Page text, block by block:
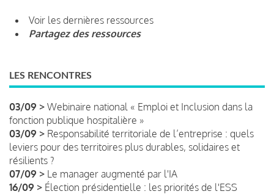
Voir les dernières ressources
Partagez des ressources
LES RENCONTRES
03/09 > Webinaire national « Emploi et Inclusion dans la
fonction publique hospitalière »
03/09 > Responsabilité territoriale de l’entreprise : quels
leviers pour des territoires plus durables, solidaires et
résilients ?
07/09 > Le manager augmenté par l'IA
16/09 > Élection présidentielle : les priorités de l'ESS